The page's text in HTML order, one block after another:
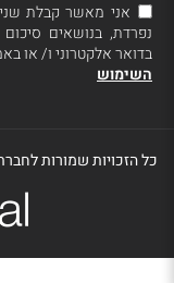
אני מאשר קבלת
נפרדת, בנושאים
בדואר אלקטרוני ו/ או
השימוש
כל הזכויות שמורות